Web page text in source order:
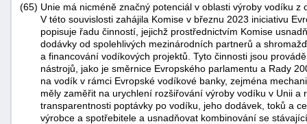
(65) Unie má nicméně značný potenciál v oblasti výroby vodíku
V této souvislosti zahájila Komise v březnu 2023 iniciativu
popisuje řadu činností, jejichž prostřednictvím Komise
dodávky od spolehlivých mezinárodních partnerů a
a financování vodíkových projektů. Tyto činnosti jsou
nástrojů, jako je směrnice Evropského parlamentu a Rady
na vodík v rámci Evropské vodíkové banky, zejména
měly zaměřit na urychlení rozšiřování výroby vodíku v Unii
transparentnosti poptávky po vodíku, jeho dodávek, toků a
výrobce a spotřebitele a usnadňovat kombinování se